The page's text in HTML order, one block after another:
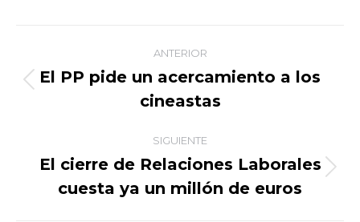
Navegación
entre
publicaciones
ANTERIOR
Publicación
anterior:
El PP pide un acercamiento a los
cineastas
SIGUIENTE
Publicación
siguiente:
El cierre de Relaciones Laborales
cuesta ya un millón de euros